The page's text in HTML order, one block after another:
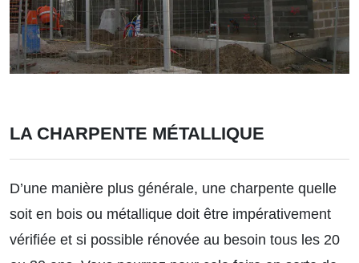
LA CHARPENTE MÉTALLIQUE
D’une manière plus générale, une charpente quelle
soit en bois ou métallique doit être impérativement
vérifiée et si possible rénovée au besoin tous les 20